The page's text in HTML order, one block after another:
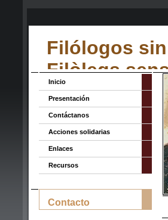
Filólogos
Filòlegs
Inicio
Presentación
Contáctanos
Acciones solidarias
Enlaces
Recursos
Contacto